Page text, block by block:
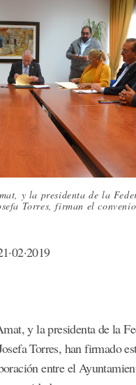
y la presidenta de la
Torres, firman el
y la presidenta de la
Torres, han firmado
entre el